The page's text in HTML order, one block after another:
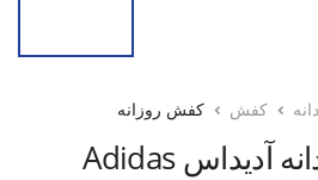
کفش کفش روزانه
کتونی روزانه مردانه آدیداس Adidas